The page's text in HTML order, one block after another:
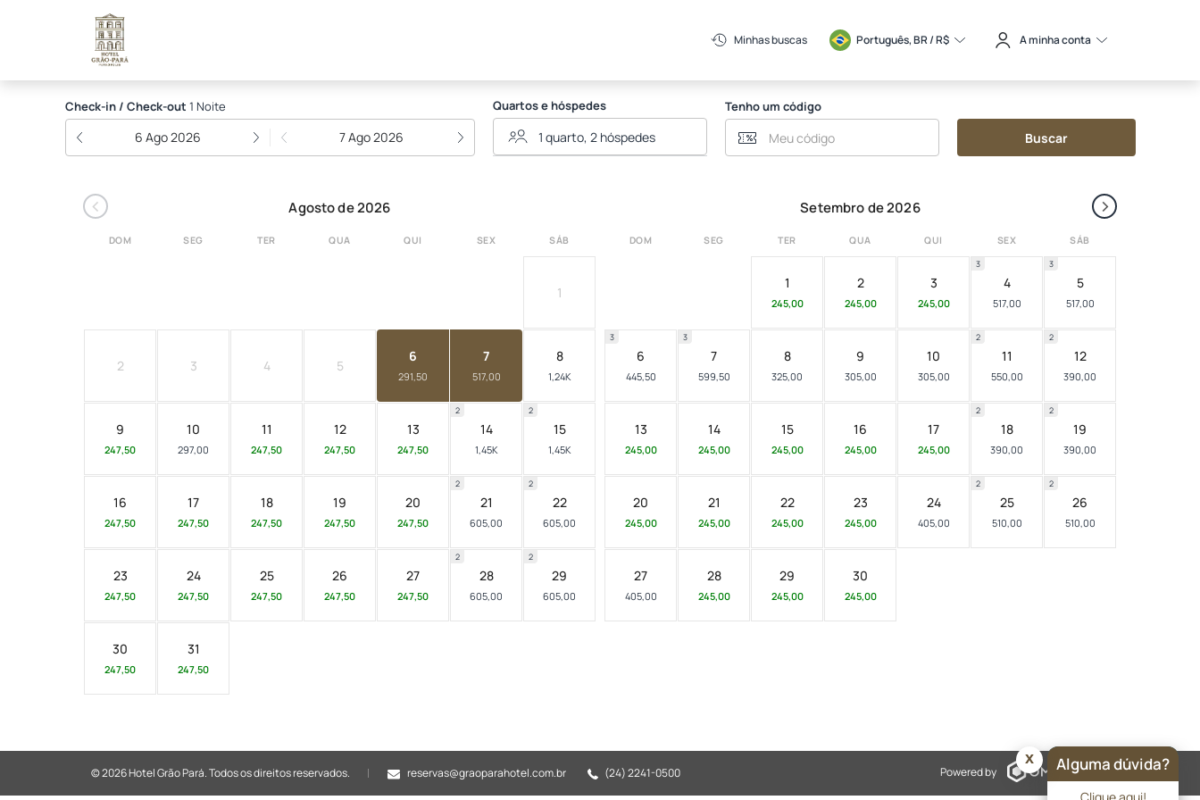
Hotel Grão Pará Minhas buscas Português, BR / R$ A minha conta
Check-in / Check-out 1 Noite
6 Ago 2026 7 Ago 2026
Quartos e hóspedes Tenho um código
Buscar
‹ ›
Agosto de 2026
DOM SEG TER QUA QUI SEX SÁB
1
2 3 4 5
6
291,50
7
517,00
8
1,24K
9
247,50
10
297,00
11
247,50
12
247,50
13
247,50
14
1,45K
2
15
1,45K
2
16
247,50
17
247,50
18
247,50
19
247,50
20
247,50
21
605,00
2
22
605,00
2
23
247,50
24
247,50
25
247,50
26
247,50
27
247,50
28
605,00
2
29
605,00
2
30
247,50
31
247,50
Setembro de 2026
DOM SEG TER QUA QUI SEX SÁB
1
245,00
2
245,00
3
245,00
4
517,00
3
5
517,00
3
6
445,50
3
7
599,50
3
8
325,00
9
305,00
10
305,00
11
550,00
2
12
390,00
2
13
245,00
14
245,00
15
245,00
16
245,00
17
245,00
18
390,00
2
19
390,00
2
20
245,00
21
245,00
22
245,00
23
245,00
24
405,00
25
510,00
2
26
510,00
2
27
405,00
28
245,00
29
245,00
30
245,00
reservas@graoparahotel.com.br (24) 2241-0500
© 2026 Hotel Grão Pará.Todos os direitos reservados. Powered by Alguma dúvida?
x